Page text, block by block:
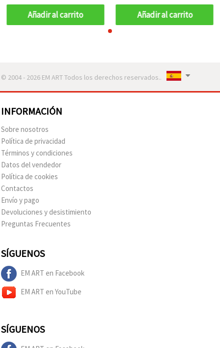
bisutería
Añadir al carrito
bisutería
Añadir al carrito
© 2004 - 2026 EM ART Todos los derechos reservados..
INFORMACIÓN
Sobre nosotros
Política de privacidad
Términos y condiciones
Datos del vendedor
Política de cookies
Contactos
Envío y pago
Devoluciones y desistimiento
Preguntas Frecuentes
SÍGUENOS
EM ART en Facebook
EM ART en YouTube
SÍGUENOS